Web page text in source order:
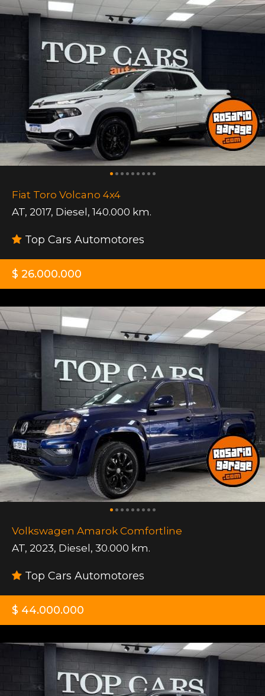
Fiat Toro Volcano 4x4
AT, 2017, Diesel, 140.000 km.
Top Cars Automotores
$ 26.000.000
Volkswagen Amarok Comfortline
AT, 2023, Diesel, 30.000 km.
Top Cars Automotores
$ 44.000.000